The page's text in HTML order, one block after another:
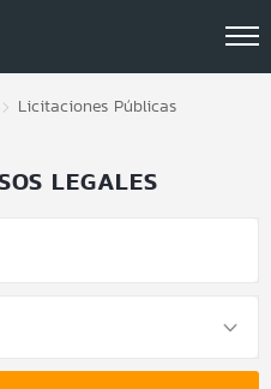
contenido
Licitaciones Públicas
LEGALES